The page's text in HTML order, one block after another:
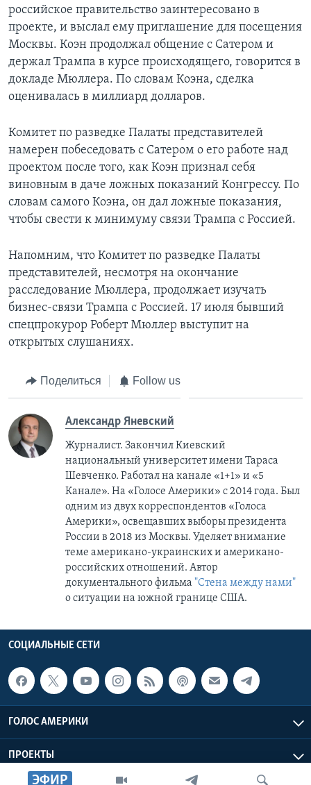
ЭФИР
российское правительство заинтересовано в
проекте, и выслал ему приглашение для посещения
Москвы. Коэн продолжал общение с Сатером и
держал Трампа в курсе происходящего, говорится в
докладе Мюллера. По словам Коэна, сделка
оценивалась в миллиард долларов.
Комитет по разведке Палаты представителей
намерен побеседовать с Сатером о его работе над
проектом после того, как Коэн признал себя
виновным в даче ложных показаний Конгрессу. По
словам самого Коэна, он дал ложные показания,
чтобы свести к минимуму связи Трампа с Россией.
Напомним, что Комитет по разведке Палаты
представителей, несмотря на окончание
расследование Мюллера, продолжает изучать
бизнес-связи Трампа с Россией. 17 июля бывший
спецпрокурор Роберт Мюллер выступит на
открытых слушаниях.
Поделиться Follow us
Александр Яневский
Журналист. Закончил Киевский
национальный университет имени Тараса
Шевченко. Работал на канале «1+1» и «5
Канале». На «Голосе Америки» с 2014 года. Был
одним из двух корреспондентов «Голоса
Америки», освещавших выборы президента
России в 2018 из Москвы. Уделяет внимание
теме американо-украинских и американо-
российских отношений. Автор
документального фильма "Стена между нами"
о ситуации на южной границе США.
СОЦИАЛЬНЫЕ СЕТИ
ГОЛОС АМЕРИКИ
ПРОЕКТЫ